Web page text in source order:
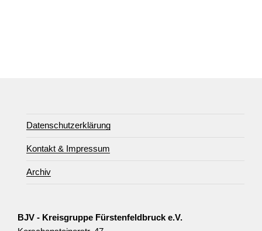
Datenschutzerklärung
Kontakt & Impressum
Archiv
BJV - Kreisgruppe Fürstenfeldbruck e.V.